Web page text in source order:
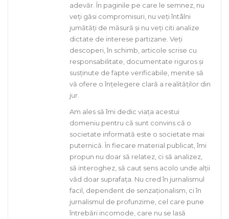
adevăr. În paginile pe care le semnez, nu
veți găsi compromisuri, nu veți întâlni
jumătăți de măsură și nu veți citi analize
dictate de interese partizane. Veți
descoperi, în schimb, articole scrise cu
responsabilitate, documentate riguros și
susținute de fapte verificabile, menite să
vă ofere o înțelegere clară a realităților din
jur.
Am ales să îmi dedic viața acestui
domeniu pentru că sunt convins că o
societate informată este o societate mai
puternică. În fiecare material publicat, îmi
propun nu doar să relatez, ci să analizez,
să interoghez, să caut sens acolo unde alții
văd doar suprafața. Nu cred în jurnalismul
facil, dependent de senzaționalism, ci în
jurnalismul de profunzime, cel care pune
întrebări incomode, care nu se lasă